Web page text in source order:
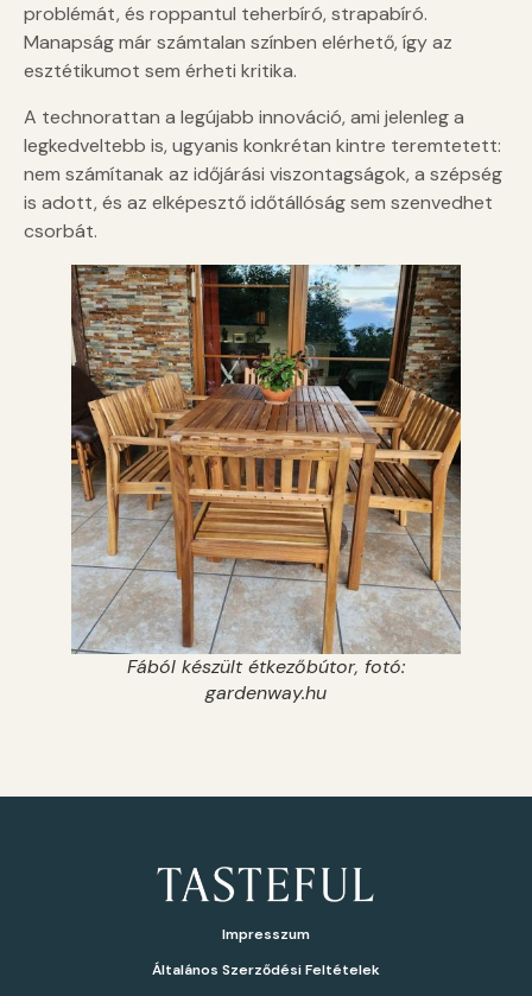
problémát, és roppantul teherbíró, strapabíró.
Manapság már számtalan színben elérhető, így az
esztétikumot sem érheti kritika.
A technorattan a legújabb innováció, ami jelenleg a
legkedveltebb is, ugyanis konkrétan kintre teremtetett:
nem számítanak az időjárási viszontagságok, a szépség
is adott, és az elképesztő időtállóság sem szenvedhet
csorbát.
Fából készült étkezőbútor, fotó:
gardenway.hu
Impresszum
Általános Szerződési Feltételek